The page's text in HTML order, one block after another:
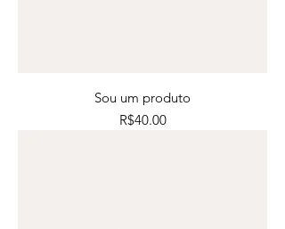
Sou um produto
Price
R$40.00